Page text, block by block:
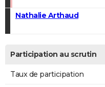
Nathalie Arthaud
Participation au scrutin
Taux de participation